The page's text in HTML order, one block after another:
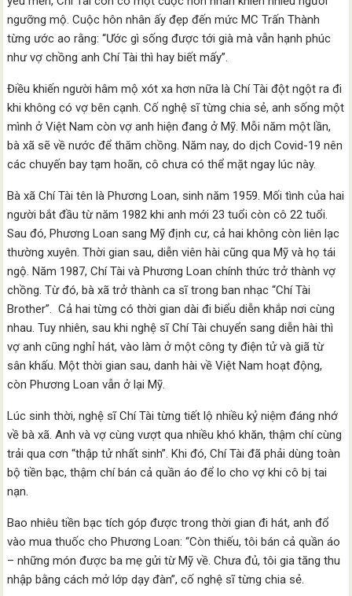
ngưỡng mộ. Cuộc hôn nhân ấy đẹp đến mức MC Trấn Thành
từng ước ao rằng: “Ước gì sống được tới già mà vẫn hạnh phúc
như vợ chồng anh Chí Tài thì hay biết mấy”.
Điều khiến người hâm mộ xót xa hơn nữa là Chí Tài đột ngột ra đi
khi không có vợ bên cạnh. Cố nghệ sĩ từng chia sẻ, anh sống một
mình ở Việt Nam còn vợ anh hiện đang ở Mỹ. Mỗi năm một lần,
bà xã sẽ về nước để thăm chồng. Năm nay, do dịch Covid-19 nên
các chuyến bay tạm hoãn, cô chưa có thể mặt ngay lúc này.
Bà xã Chí Tài tên là Phương Loan, sinh năm 1959. Mối tình của hai
người bắt đầu từ năm 1982 khi anh mới 23 tuổi còn cô 22 tuổi.
Sau đó, Phương Loan sang Mỹ định cư, cả hai không còn liên lạc
thường xuyên. Thời gian sau, diễn viên hài cũng qua Mỹ và họ tái
ngộ. Năm 1987, Chí Tài và Phương Loan chính thức trở thành vợ
chồng. Từ đó, bà xã trở thành ca sĩ trong ban nhạc “Chí Tài
Brother”. Cả hai từng có thời gian dài đi biểu diễn khắp nơi cùng
nhau. Tuy nhiên, sau khi nghệ sĩ Chí Tài chuyển sang diễn hài thì
vợ anh cũng nghỉ hát, vào làm ở một công ty điện tử và giã từ
sân khấu. Một thời gian sau, danh hài về Việt Nam hoạt động,
còn Phương Loan vẫn ở lại Mỹ.
Lúc sinh thời, nghệ sĩ Chí Tài từng tiết lộ nhiều kỷ niệm đáng nhớ
về bà xã. Anh và vợ cùng vượt qua nhiều khó khăn, thậm chí cùng
trải qua cơn “thập tử nhất sinh”. Khi đó, Chí Tài đã phải dùng toàn
bộ tiền bạc, thậm chí bán cả quần áo để lo cho vợ khi cô bị tai
nạn.
Bao nhiêu tiền bạc tích góp được trong thời gian đi hát, anh đổ
vào mua thuốc cho Phương Loan: “Còn thiếu, tôi bán cả quần áo
– những món được ba mẹ gửi từ Mỹ về. Chưa đủ, tôi gia tăng thu
nhập bằng cách mở lớp dạy đàn”, cố nghệ sĩ từng chia sẻ.